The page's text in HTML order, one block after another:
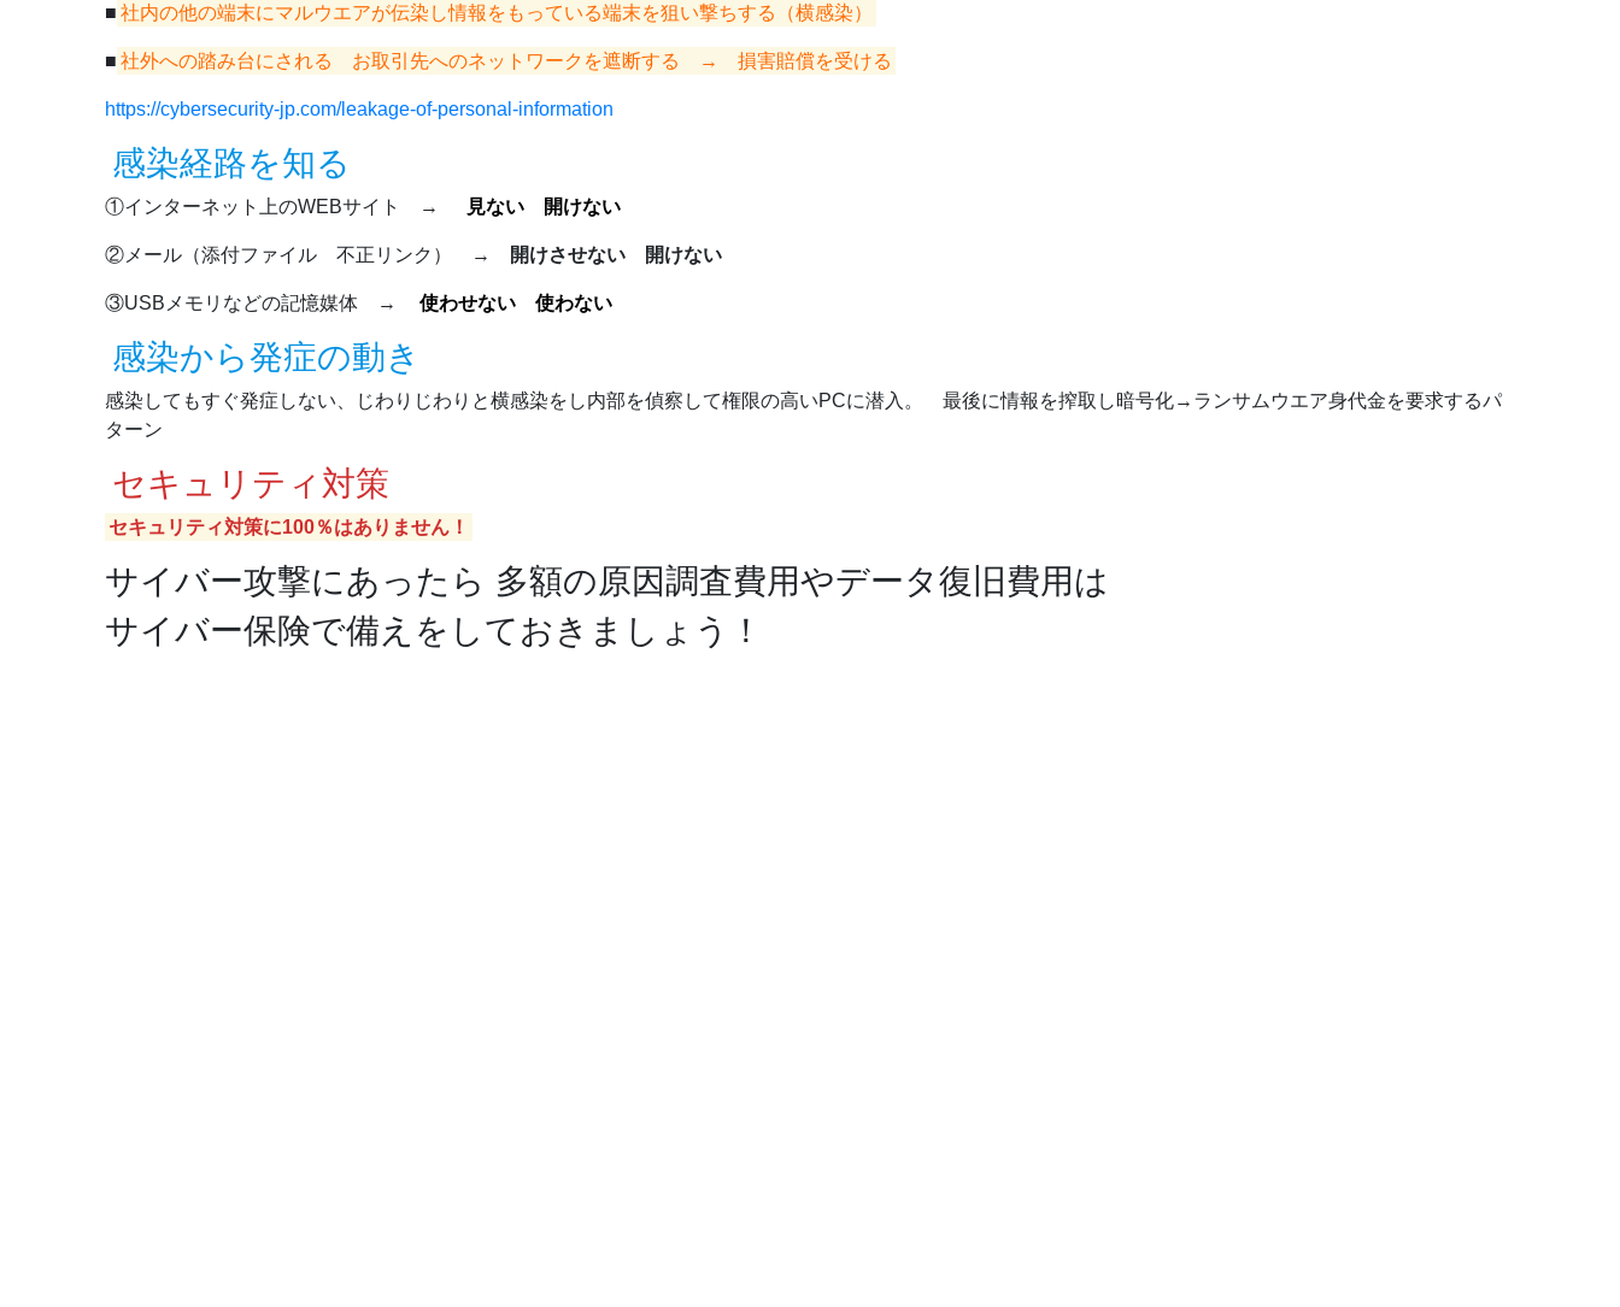
■ 社内の他の端末にマルウエアが伝染し情報をもっている端末を狙い撃ちする（横感染）
■ 社外への踏み台にされる お取引先へのネットワークを遮断する → 損害賠償を受ける
https://cybersecurity-jp.com/leakage-of-personal-information
感染経路を知る
①インターネット上のWEBサイト → 見ない 開けない
②メール（添付ファイル 不正リンク） → 開けさせない 開けない
③USBメモリなどの記憶媒体 → 使わせない 使わない
感染から発症の動き
感染してもすぐ発症しない、じわりじわりと横感染をし内部を偵察して権限の高いPCに潜入。 最後に情報を搾取し暗号化→ランサムウエア身代金を要求するパ
ターン
セキュリティ対策
セキュリティ対策に100％はありません！
サイバー攻撃にあったら 多額の原因調査費用やデータ復旧費用は
サイバー保険で備えをしておきましょう！